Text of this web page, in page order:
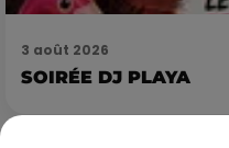
3 août 2026
SOIRÉE DJ PLAYA